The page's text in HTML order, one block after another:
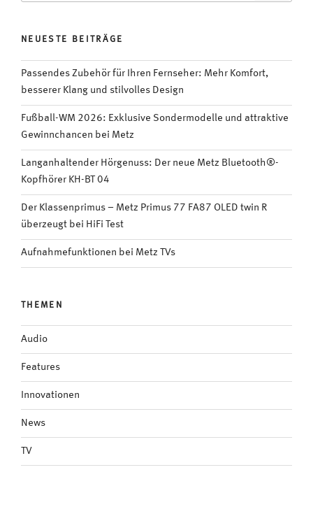
NEUESTE BEITRÄGE
Passendes Zubehör für Ihren Fernseher: Mehr Komfort,
besserer Klang und stilvolles Design
Fußball-WM 2026: Exklusive Sondermodelle und attraktive
Gewinnchancen bei Metz
Langanhaltender Hörgenuss: Der neue Metz Bluetooth®-
Kopfhörer KH-BT 04
Der Klassenprimus – Metz Primus 77 FA87 OLED twin R
überzeugt bei HiFi Test
Aufnahmefunktionen bei Metz TVs
THEMEN
Audio
Features
Innovationen
News
TV